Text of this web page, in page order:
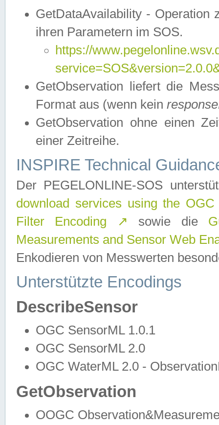
GetDataAvailability - Operation
ihren Parametern im SOS.
https://
GetObservation liefert die
Format aus (wenn kein
GetObservation ohne einen
einer Zeitreihe.
INSPIRE Technical
Der PEGELONLINE-SOS
download services using the
Filter Encoding
↗ sowie die
Measurements and Sensor Web
Enkodieren von Messwerten
Unterstützte Encodings
DescribeSensor
OGC SensorML 1.0.1
OGC SensorML 2.0
OGC WaterML 2.0 -
GetObservation
OOGC